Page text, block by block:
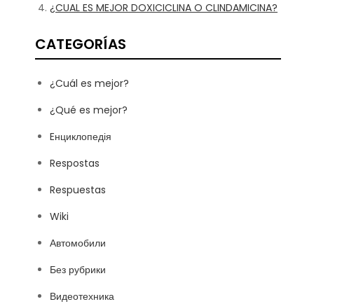
¿CUAL ES MEJOR DOXICICLINA O CLINDAMICINA?
CATEGORÍAS
¿Cuál es mejor?
¿Qué es mejor?
Eнциклопедія
Respostas
Respuestas
Wiki
Автомобили
Без рубрики
Видеотехника